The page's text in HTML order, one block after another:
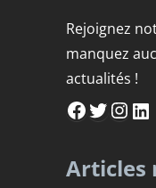
Rejoignez
manquez
actualités !
Articles